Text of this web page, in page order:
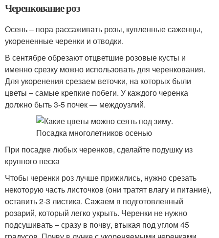
Черенкование роз
Осень – пора рассаживать розы, купленные саженцы,
укорененные черенки и отводки.
В сентябре обрезают отцветшие розовые кусты и
именно срезку можно использовать для черенкования.
Для укоренения срезаем веточки, на которых были
цветы – самые крепкие побеги. У каждого черенка
должно быть 3-5 почек — междоузлий.
При посадке любых черенков, сделайте подушку из
крупного песка
Чтобы черенки роз лучше прижились, нужно срезать
некоторую часть листочков (они тратят влагу и питание),
оставить 2-3 листика. Сажаем в подготовленный
розарий, который легко укрыть. Черенки не нужно
подсушивать – сразу в почву, втыкая под углом 45